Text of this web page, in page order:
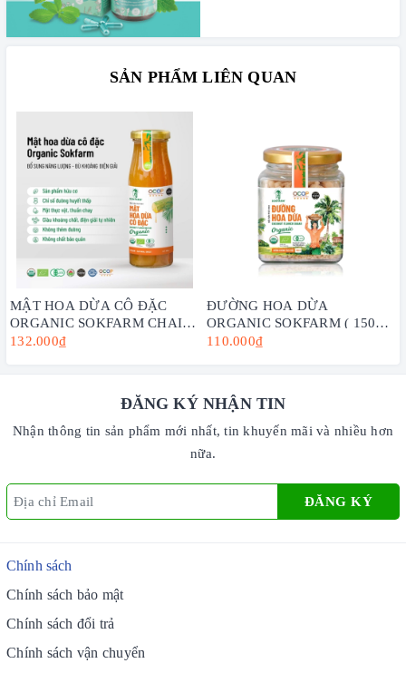
SẢN PHẨM LIÊN QUAN
MẬT HOA DỪA CÔ ĐẶC
ORGANIC SOKFARM CHAI
250G
132.000₫
ĐƯỜNG HOA DỪA
ORGANIC SOKFARM ( 150G,
300G, 1KG) - VỊ NGỌT TỪ
110.000₫
ĐĂNG KÝ NHẬN TIN
Nhận thông tin sản phẩm mới nhất, tin khuyến mãi và nhiều hơn
nữa.
ĐĂNG KÝ
Chính sách
Chính sách bảo mật
Chính sách đổi trả
Chính sách vận chuyển